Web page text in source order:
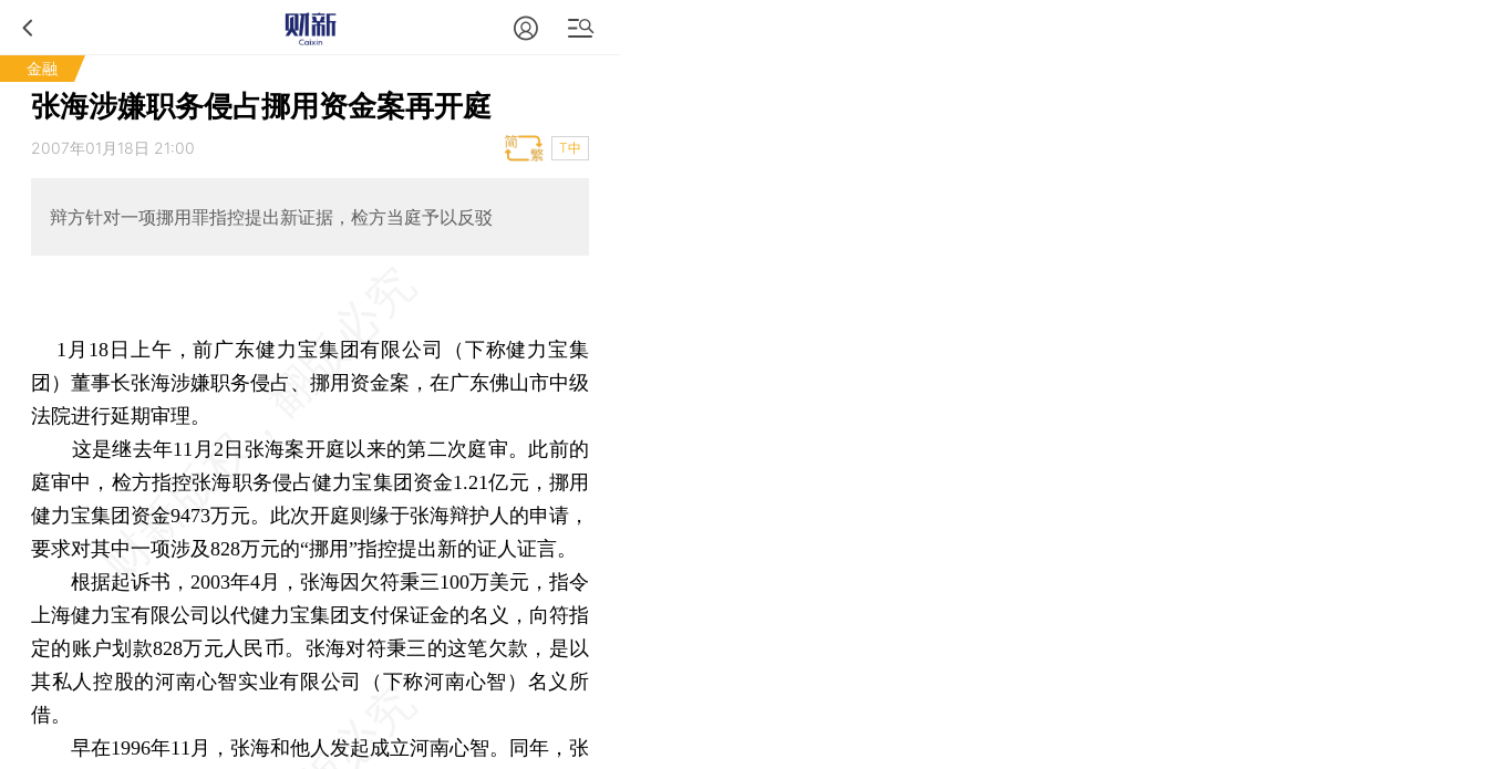
金融
张海涉嫌职务侵占挪用资金案再开庭
2007年01月18日 21:00 T中
辩方针对一项挪用罪指控提出新证据，检方当庭予以反驳
1月18日上午，前广东健力宝集团有限公司（下称健力宝集
团）董事长张海涉嫌职务侵占、挪用资金案，在广东佛山市中级
法院进行延期审理。
这是继去年11月2日张海案开庭以来的第二次庭审。此前的
庭审中，检方指控张海职务侵占健力宝集团资金1.21亿元，挪用
健力宝集团资金9473万元。此次开庭则缘于张海辩护人的申请，
要求对其中一项涉及828万元的“挪用”指控提出新的证人证言。
根据起诉书，2003年4月，张海因欠符秉三100万美元，指令
上海健力宝有限公司以代健力宝集团支付保证金的名义，向符指
定的账户划款828万元人民币。张海对符秉三的这笔欠款，是以
其私人控股的河南心智实业有限公司（下称河南心智）名义所
借。
早在1996年11月，张海和他人发起成立河南心智。同年，张